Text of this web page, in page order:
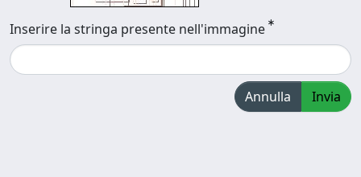
Inserire la stringa presente nell'immagine
Annulla Invia